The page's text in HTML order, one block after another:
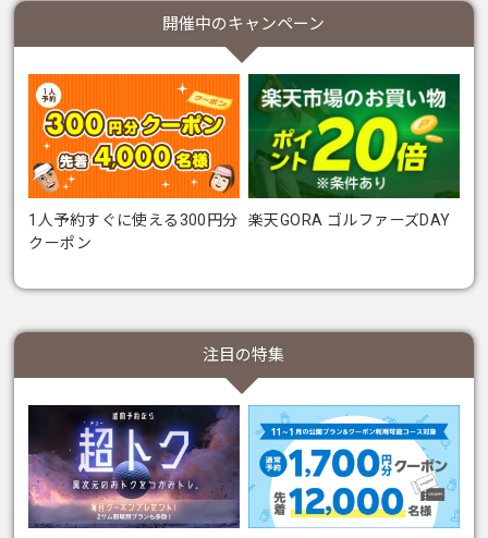
開催中のキャンペーン
1人予約すぐに使える300円分
クーポン
楽天GORA ゴルファーズDAY
注目の特集